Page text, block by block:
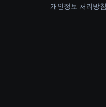
개인정보 처리방침